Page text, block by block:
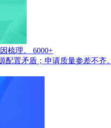
梳理。
6000+
置矛盾；申请质量参差不齐。